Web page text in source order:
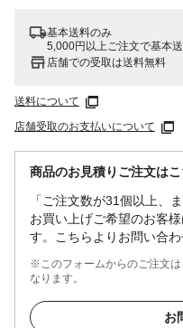
基本送料のみ
5,000円以上ご注文で基本
店舗での受取は送料無料
送料について
店舗受取のお支払いについて
商品のお見積りご注文は
「ご注文数が31個以上、
お買い上げご希望のお客
す。こちらよりお問い合わ
※このフォームからのご注文
なります。
お